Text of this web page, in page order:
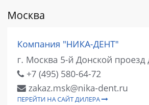
Москва
Компания "НИКА-ДЕНТ"
г. Москва 5-й Донской проезд
+7 (495) 580-64-72
zakaz.msk@nika-dent.ru
ПЕРЕЙТИ НА САЙТ ДИЛЕРА